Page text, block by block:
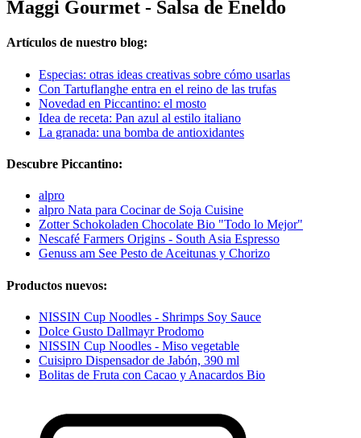
Maggi Gourmet - Salsa de Eneldo
Artículos de nuestro blog:
Especias: otras ideas creativas sobre cómo usarlas
Con Tartuflanghe entra en el reino de las trufas
Novedad en Piccantino: el mosto
Idea de receta: Pan azul al estilo italiano
La granada: una bomba de antioxidantes
Descubre Piccantino:
alpro
alpro Nata para Cocinar de Soja Cuisine
Zotter Schokoladen Chocolate Bio "Todo lo Mejor"
Nescafé Farmers Origins - South Asia Espresso
Genuss am See Pesto de Aceitunas y Chorizo
Productos nuevos:
NISSIN Cup Noodles - Shrimps Soy Sauce
Dolce Gusto Dallmayr Prodomo
NISSIN Cup Noodles - Miso vegetable
Cuisipro Dispensador de Jabón, 390 ml
Bolitas de Fruta con Cacao y Anacardos Bio